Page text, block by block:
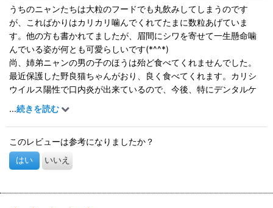
うちのニャンたちは大粒のフードでも丸飲みしてしまうのです
が、こればかりはカリカリ噛んでくれてたまに数粒あげていま
す。他の方も書かれてましたが、眉間にシワを寄せて一生懸命噛
んでいる姿が何とも可愛らしいです(*^^*)
尚、姉弟ニャンの男の子のほうは殆ど食べてくれませんでした。
最近保護した野良猫ちゃんがおり、良く食べてくれます。カリシ
ウイルス陽性で口内炎が出来ているので、今後、特にデンタルケ
アに十分気をつけたいため、ブリスミックスかホリスティックレ
セピーと、こちらをこの子のレギュラーフードにしようと考えて
います。brosさんは良質なフードの選択肢が色々あり、本当に有
難いです。
...続きを読む
このレビューは参考になりましたか？
はい いいえ